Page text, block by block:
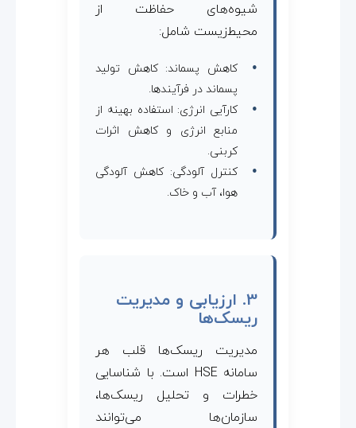
شیوه‌های حفاظت از
محیط‌زیست شامل:
کاهش پسماند: کاهش تولید
پسماند در فرآیندها.
کارآیی انرژی: استفاده بهینه از
منابع انرژی و کاهش اثرات
کربنی.
کنترل آلودگی: کاهش آلودگی
هوا، آب و خاک.
3. ارزیابی و مدیریت
ریسک‌ها
مدیریت ریسک‌ها قلب هر
سامانه HSE است. با شناسایی
خطرات و تحلیل ریسک‌ها،
سازمان‌ها می‌توانند